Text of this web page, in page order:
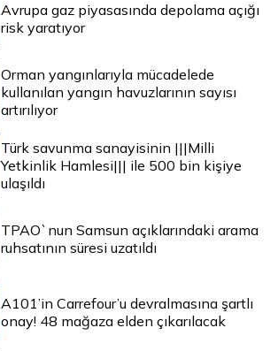
Avrupa gaz piyasasında depolama açığı
risk yaratıyor
Orman yangınlarıyla mücadelede
kullanılan yangın havuzlarının sayısı
artırılıyor
Türk savunma sanayisinin |||Milli
Yetkinlik Hamlesi||| ile 500 bin kişiye
ulaşıldı
TPAO`nun Samsun açıklarındaki arama
ruhsatının süresi uzatıldı
A101’in Carrefour’u devralmasına şartlı
onay! 48 mağaza elden çıkarılacak